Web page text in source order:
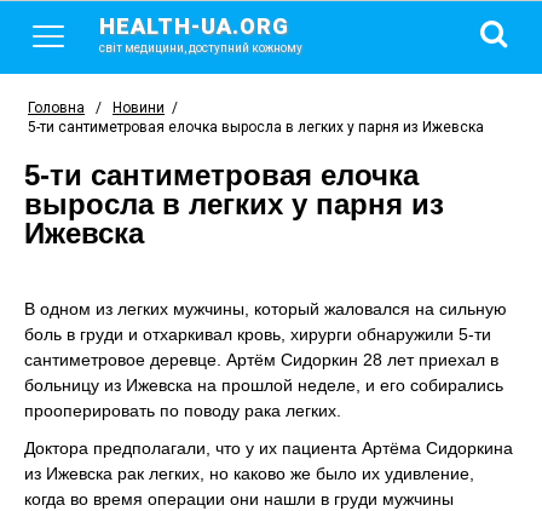
HEALTH-UA.ORG
світ медицини, доступний кожному
Головна / Новини /
5-ти сантиметровая елочка выросла в легких у парня из Ижевска
5-ти сантиметровая елочка
выросла в легких у парня из
Ижевска
В одном из легких мужчины, который жаловался на сильную
боль в груди и отхаркивал кровь, хирурги обнаружили 5-ти
сантиметровое деревце. Артём Сидоркин 28 лет приехал в
больницу из Ижевска на прошлой неделе, и его собирались
прооперировать по поводу рака легких.
Доктора предполагали, что у их пациента Артёма Сидоркина
из Ижевска рак легких, но каково же было их удивление,
когда во время операции они нашли в груди мужчины